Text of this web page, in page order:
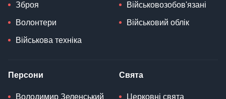
Зброя
Волонтери
Військова техніка
Військовозобов'язані
Військовий облік
Персони
Володимир Зеленський
Свята
Церковні свята